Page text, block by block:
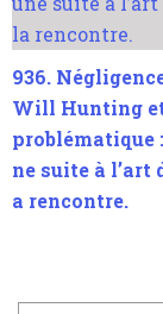
936.
Will Hunting
problématique
ne suite à l’art
a rencontre.